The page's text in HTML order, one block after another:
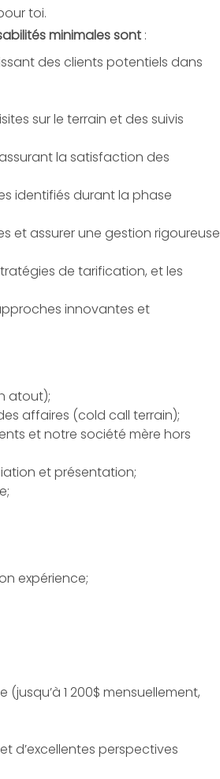
toi.
minimales sont :
des clients potentiels dans
sur le terrain et des suivis
la satisfaction des
identifiés durant la phase
et assurer une gestion rigoureuse
de tarification, et les
innovantes et
atout);
affaires (cold call terrain);
et notre société mère hors
etprésentation;
expérience;
1 200$ mensuellement,
d’excellentes perspectives